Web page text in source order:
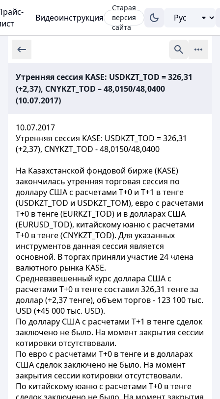
Видеоинструкция
Старая
версия
сайта
Утренняя сессия KASE: USDKZT_TOD = 326,31
(+2,37), CNYKZT_TOD – 48,0150/48,0400
(10.07.2017)
10.07.2017
Утренняя сессия KASE: USDKZT_TOD = 326,31
(+2,37), CNYKZT_TOD - 48,0150/48,0400
На Казахстанской фондовой бирже (KASE)
закончилась утренняя торговая сессия по
доллару США с расчетами Т+0 и Т+1 в тенге
(USDKZT_TOD и USDKZT_TOM), евро с расчетами
T+0 в тенге (EURKZT_TOD) и в долларах США
(EURUSD_TOD), китайскому юаню с расчетами
T+0 в тенге (CNYKZT_TOD). Для указанных
инструментов данная сессия является
основной. В торгах приняли участие 24 члена
валютного рынка KASE.
Средневзвешенный курс доллара США с
расчетами T+0 в тенге составил 326,31 тенге за
доллар (+2,37 тенге), объем торгов - 123 100 тыс.
USD (+45 000 тыс. USD).
По доллару США с расчетами T+1 в тенге сделок
заключено не было. На момент закрытия сессии
котировки отсутствовали.
По евро с расчетами T+0 в тенге и в долларах
США сделок заключено не было. На момент
закрытия сессии котировки отсутствовали.
По китайскому юаню с расчетами T+0 в тенге